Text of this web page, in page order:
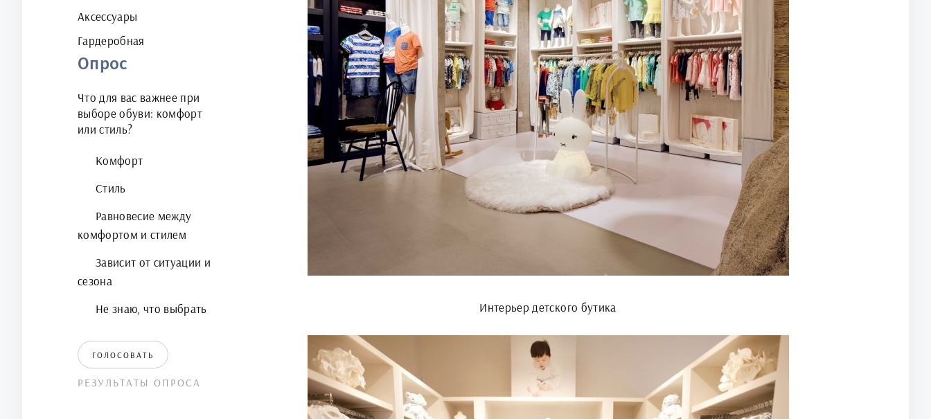
Аксессуары
Гардеробная
Опрос
Что для вас важнее при
выборе обуви: комфорт
или стиль?
Комфорт
Стиль
Равновесие между
комфортом и стилем
Зависит от ситуации и
сезона
Не знаю, что выбрать
ГОЛОСОВАТЬ
РЕЗУЛЬТАТЫ ОПРОСА
Интерьер детского бутика